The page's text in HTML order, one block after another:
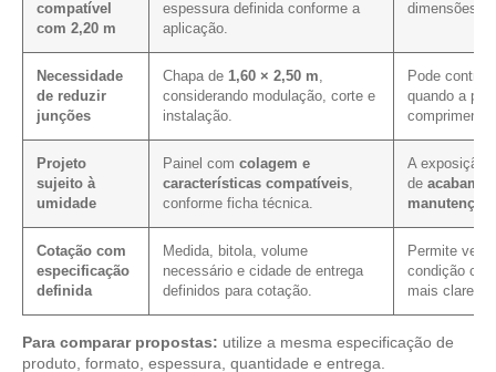
compatível
com 2,20 m
espessura definida conforme a
aplicação.
dimensões
Necessidade
de reduzir
junções
Chapa de 1,60 × 2,50 m
considerando modulação, corte e
instalação.
Pode
quando a
comprimento
Projeto
sujeito à
umidade
Painel com colagem e
características compatíveis
conforme ficha técnica.
A exposição
de
manutenção
Cotação com
especificação
definida
Medida, bitola, volume
necessário e cidade de entrega
definidos para cotação.
Permite
condição
mais clareza.
Para comparar propostas: utilize a mesma especificação de
produto, formato, espessura, quantidade e entrega.